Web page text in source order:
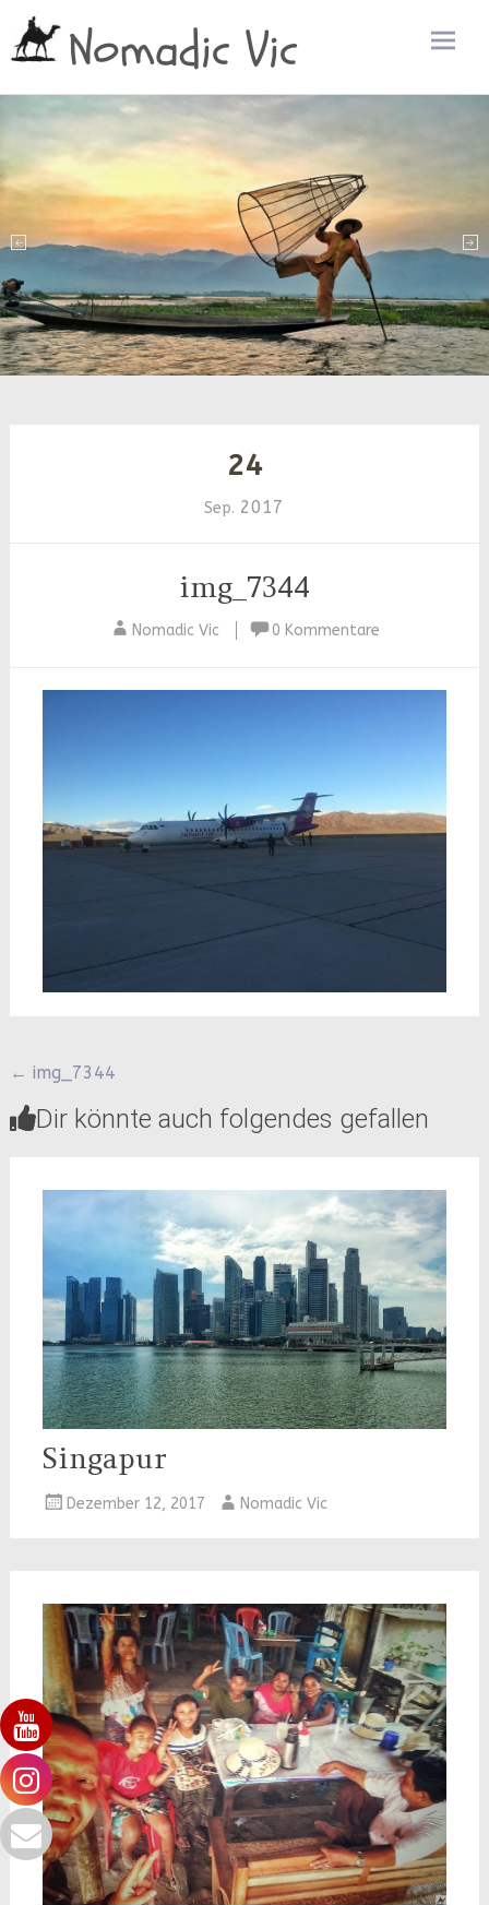
Nomadic Vic
24
Sep. 2017
img_7344
Nomadic Vic 0 Kommentare
Beitragsnavigation
← img_7344
Dir könnte auch folgendes gefallen
Singapur
Dezember 12, 2017 Nomadic Vic